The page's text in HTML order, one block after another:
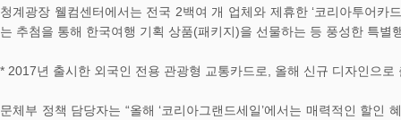
청계광장 웰컴센터에서는 전국 2백여 개 업체와 제휴한 ‘코리아투어
는 추첨을 통해 한국여행 기획 상품(패키지)을 선물하는 등 풍성한 특
* 2017년 출시한 외국인 전용 관광형 교통카드로, 올해 신규 디자인으로
문체부 정책 담당자는 “올해 ‘코리아그랜드세일’에서는 매력적인 할